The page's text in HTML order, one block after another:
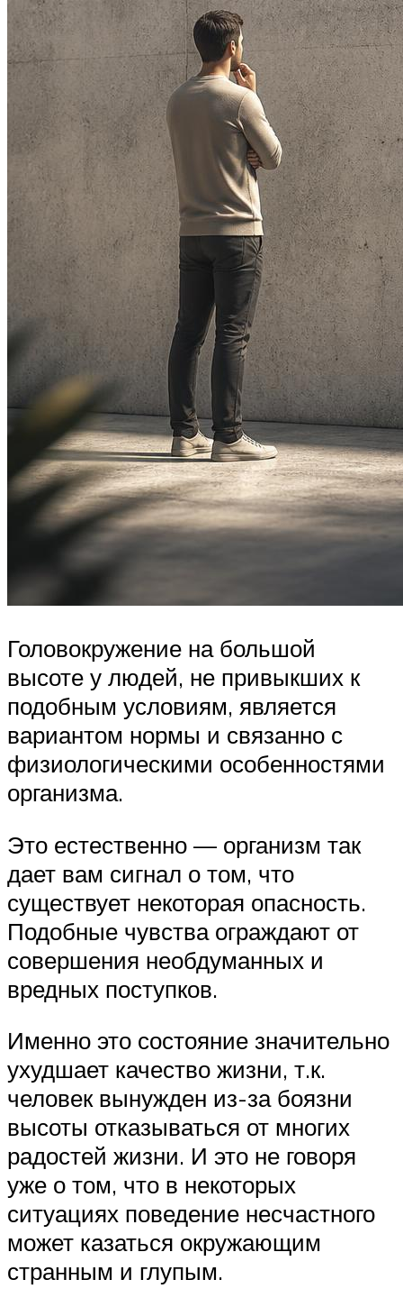
Головокружение на большой
высоте у людей, не привыкших к
подобным условиям, является
вариантом нормы и связанно с
физиологическими особенностями
организма.
Это естественно — организм так
дает вам сигнал о том, что
существует некоторая опасность.
Подобные чувства ограждают от
совершения необдуманных и
вредных поступков.
Именно это состояние значительно
ухудшает качество жизни, т.к.
человек вынужден из-за боязни
высоты отказываться от многих
радостей жизни. И это не говоря
уже о том, что в некоторых
ситуациях поведение несчастного
может казаться окружающим
странным и глупым.